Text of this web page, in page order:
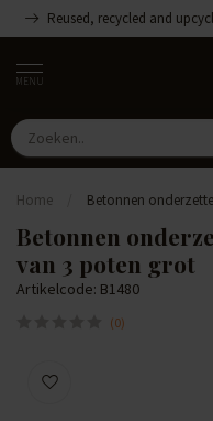
Reused, recycled and
MENU
Home Betonnen
Betonnen
van 3 poten grot
Artikelcode: B1480
(0)